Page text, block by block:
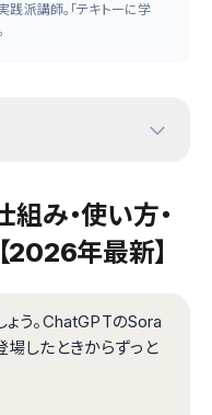
派講師。「テキトーに学
み・使い方・
2026年最新】
う。ChatGPTのSora
場したときからずっと